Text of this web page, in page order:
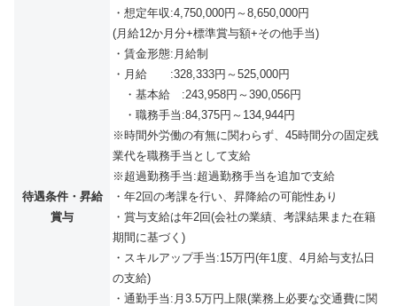
待遇条件・昇給
賞与
・想定年収:4,750,000円～8,650,000円
(月給12か月分+標準賞与額+その他手当)
・賃金形態:月給制
・月給 :328,333円～525,000円
・基本給 :243,958円～390,056円
・職務手当:84,375円～134,944円
※時間外労働の有無に関わらず、45時間分の固定残
業代を職務手当として支給
※超過勤務手当:超過勤務手当を追加で支給
・年2回の考課を行い、昇降給の可能性あり
・賞与支給は年2回(会社の業績、考課結果また在籍
期間に基づく)
・スキルアップ手当:15万円(年1度、4月給与支払日
の支給)
・通勤手当:月3.5万円上限(業務上必要な交通費に関